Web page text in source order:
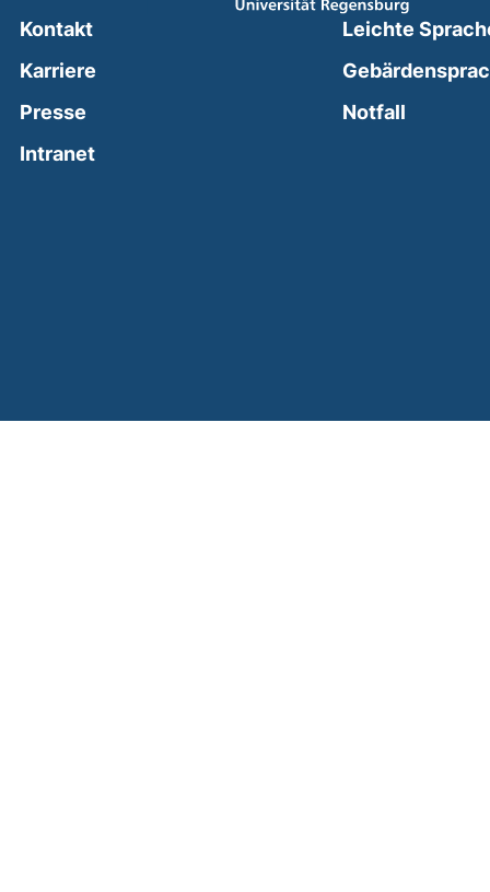
Kontakt
Karriere
Presse
Intranet(external link, opens in a new window)
Leichte
Notfall